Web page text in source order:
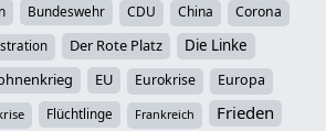
Bundeswehr CDU China Corona
Der Rote Platz
Die Linke
EU Eurokrise Europa
Flüchtlinge Frankreich Frieden